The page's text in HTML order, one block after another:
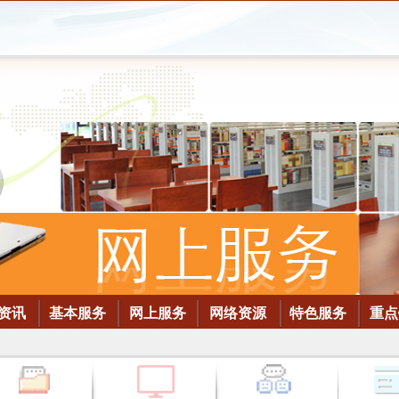
讯 基本服务 网上服务 网络资源 特色服务 重